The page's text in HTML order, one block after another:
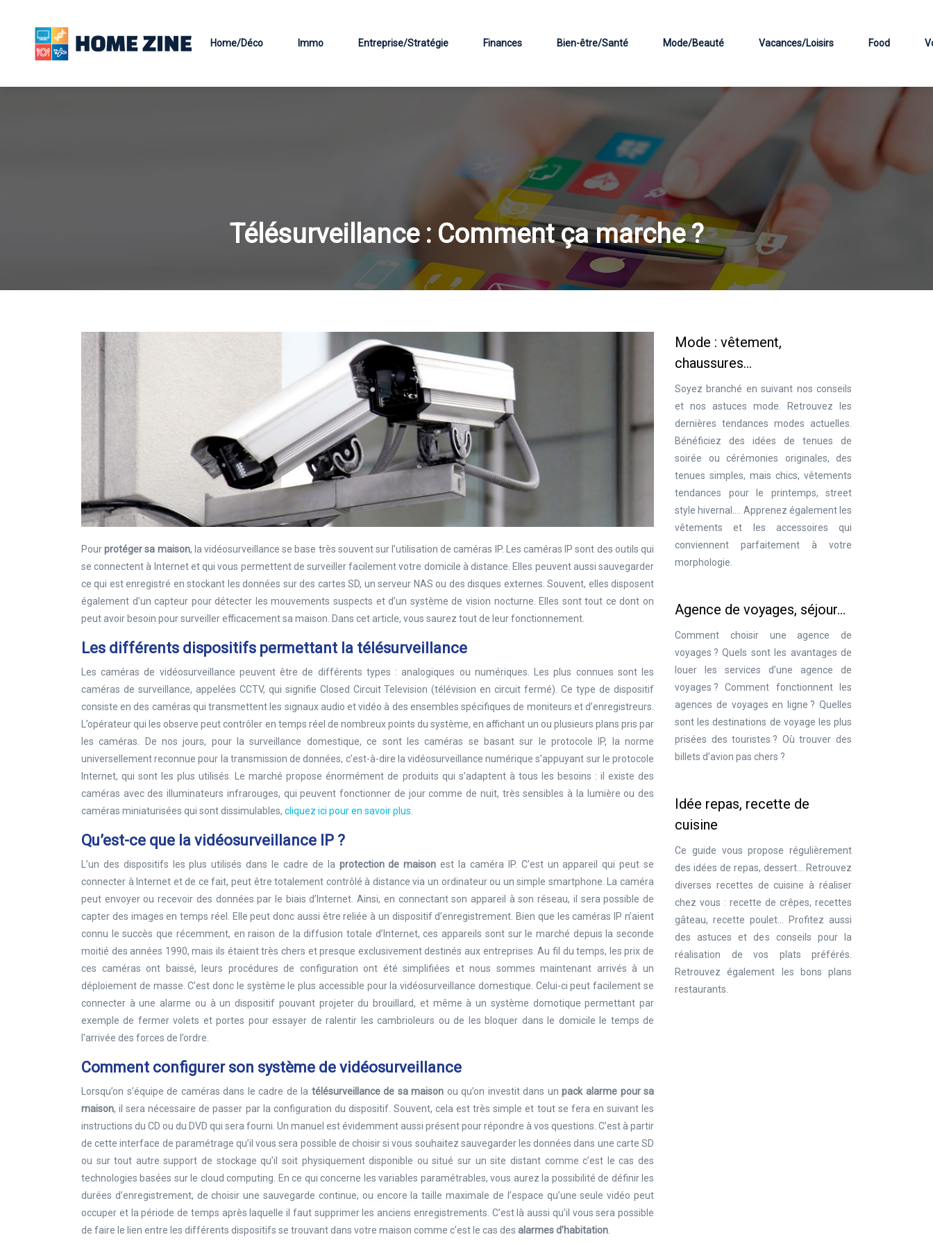
Home/Déco Immo Entreprise/Stratégie Finances Bien-être/Santé Mode/Beauté Vacances/Loisirs Food
Télésurveillance : Comment ça marche ?
Pourprotéger sa maison, la vidéosurveillance se base très souvent sur l’utilisation de caméras IP. Les caméras IP sont des outils qui
se connectent à Internet et qui vous permettent de surveiller facilement votre domicile à distance. Elles peuvent aussi sauvegarder
ce qui est enregistré en stockant les données sur des cartes SD, un serveur NAS ou des disques externes. Souvent, elles disposent
également d’un capteur pour détecter les mouvements suspects et d’un système de vision nocturne. Elles sont tout ce dont on
peut avoir besoin pour surveiller efficacement sa maison. Dans cet article, vous saurez tout de leur fonctionnement.
Les différents dispositifs permettant la télésurveillance
Les caméras de vidéosurveillance peuvent être de différents types : analogiques ou numériques. Les plus connues sont les
caméras de surveillance, appelées CCTV, qui signifie Closed Circuit Television (télévision en circuit fermé). Ce type de dispositif
consiste en des caméras qui transmettent les signaux audio et vidéo à des ensembles spécifiques de moniteurs et d’enregistreurs.
L’opérateur qui les observe peut contrôler en temps réel de nombreux points du système, en affichant un ou plusieurs plans pris par
les caméras. De nos jours, pour la surveillance domestique, ce sont les caméras se basant sur le protocole IP, la norme
universellement reconnue pour la transmission de données, c’est-à-dire la vidéosurveillance numérique s’appuyant sur le protocole
Internet, qui sont les plus utilisés. Le marché propose énormément de produits qui s’adaptent à tous les besoins : il existe des
caméras avec des illuminateurs infrarouges, qui peuvent fonctionner de jour comme de nuit, très sensibles à la lumière ou des
caméras miniaturisées qui sont dissimulables, cliquez ici pour en savoir plus.
Qu’est-ce que la vidéosurveillance IP ?
L’un des dispositifs les plus utilisés dans le cadre de la protection de maison est la caméra IP. C’est un appareil qui peut se
connecter à Internet et de ce fait, peut être totalement contrôlé à distance via un ordinateur ou un simple smartphone. La caméra
peut envoyer ou recevoir des données par le biais d’Internet. Ainsi, en connectant son appareil à son réseau, il sera possible de
capter des images en temps réel. Elle peut donc aussi être reliée à un dispositif d’enregistrement. Bien que les caméras IP n’aient
connu le succès que récemment, en raison de la diffusion totale d’Internet, ces appareils sont sur le marché depuis la seconde
moitié des années 1990, mais ils étaient très chers et presque exclusivement destinés aux entreprises. Au fil du temps, les prix de
ces caméras ont baissé, leurs procédures de configuration ont été simplifiées et nous sommes maintenant arrivés à un
déploiement de masse. C’est donc le système le plus accessible pour la vidéosurveillance domestique. Celui-ci peut facilement se
connecter à une alarme ou à un dispositif pouvant projeter du brouillard, et même à un système domotique permettant par
exemple de fermer volets et portes pour essayer de ralentir les cambrioleurs ou de les bloquer dans le domicile le temps de
l’arrivée des forces de l’ordre.
Comment configurer son système de vidéosurveillance
Lorsqu’on s’équipe de caméras dans le cadre de la télésurveillance de sa maison ou qu’on investit dans unpack alarme pour sa
maison, il sera nécessaire de passer par la configuration du dispositif. Souvent, cela est très simple et tout se fera en suivant les
instructions du CD ou du DVD qui sera fourni. Un manuel est évidemment aussi présent pour répondre à vos questions. C’est à partir
de cette interface de paramétrage qu’il vous sera possible de choisir si vous souhaitez sauvegarder les données dans une carte SD
ou sur tout autre support de stockage qu’il soit physiquement disponible ou situé sur un site distant comme c’est le cas des
technologies basées sur le cloud computing. En ce qui concerne les variables paramétrables, vous aurez la possibilité de définir les
durées d’enregistrement, de choisir une sauvegarde continue, ou encore la taille maximale de l’espace qu’une seule vidéo peut
occuper et la période de temps après laquelle il faut supprimer les anciens enregistrements. C’est là aussi qu’il vous sera possible
de faire le lien entre les différents dispositifs se trouvant dans votre maison comme c’est le cas des alarmes d’habitation.
Mode : vêtement,
chaussures…
Soyez branché en suivant nos conseils
et nos astuces mode. Retrouvez les
dernières tendances modes actuelles.
Bénéficiez des idées de tenues de
soirée ou cérémonies originales, des
tenues simples, mais chics, vêtements
tendances pour le printemps, street
style hivernal…. Apprenez également les
vêtements et les accessoires qui
conviennent parfaitement à votre
morphologie.
Agence de voyages, séjour…
Comment choisir une agence de
voyages ? Quels sont les avantages de
louer les services d’une agence de
voyages ? Comment fonctionnent les
agences de voyages en ligne ? Quelles
sont les destinations de voyage les plus
prisées des touristes ? Où trouver des
billets d’avion pas chers ?
Idée repas, recette de
cuisine
Ce guide vous propose régulièrement
des idées de repas, dessert… Retrouvez
diverses recettes de cuisine à réaliser
chez vous : recette de crêpes, recettes
gâteau, recette poulet… Profitez aussi
des astuces et des conseils pour la
réalisation de vos plats préférés.
Retrouvez également les bons plans
restaurants.